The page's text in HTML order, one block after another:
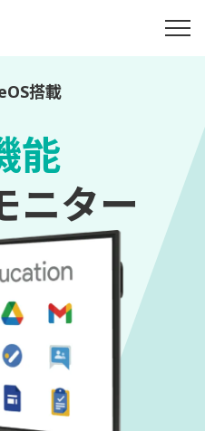
搭載
能
ニター